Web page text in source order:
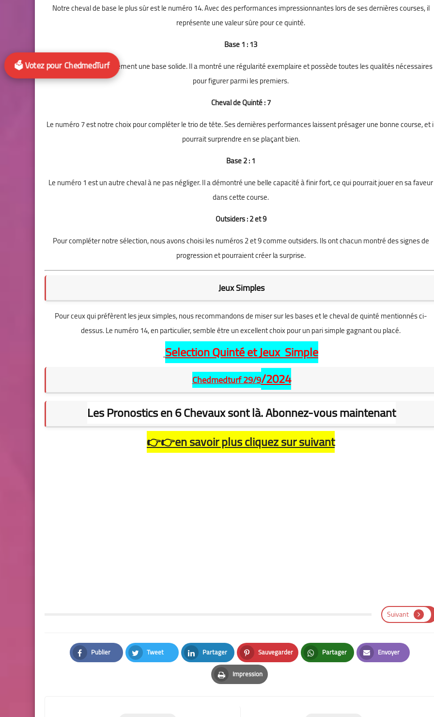
Notre cheval de base le plus sûr est le numéro 14. Avec des performances impressionnantes lors de ses dernières courses, il
représente une valeur sûre pour ce quinté.
Base 1 : 13
Le numéro 13 est également une base solide. Il a montré une régularité exemplaire et possède toutes les qualités nécessaires
pour figurer parmi les premiers.
Cheval de Quinté : 7
Le numéro 7 est notre choix pour compléter le trio de tête. Ses dernières performances laissent présager une bonne course, et
pourrait surprendre en se plaçant bien.
Base 2 : 1
Le numéro 1 est un autre cheval à ne pas négliger. Il a démontré une belle capacité à finir fort, ce qui pourrait jouer en sa faveur
dans cette course.
Outsiders : 2 et 9
Pour compléter notre sélection, nous avons choisi les numéros 2 et 9 comme outsiders. Ils ont chacun montré des signes de
progression et pourraient créer la surprise.
Jeux Simples
Pour ceux qui préfèrent les jeux simples, nous recommandons de miser sur les bases et le cheval de quinté mentionnés ci-
dessus. Le numéro 14, en particulier, semble être un excellent choix pour un pari simple gagnant ou placé.
Selection Quinté et Jeux Simple
Chedmedturf 29/9/2024
Les Pronostics en 6 Chevaux sont là. Abonnez-vous maintenant
👉👉en savoir plus cliquez sur suivant
Suivant
Publier
Facebook
Tweet
Twitter
Partager
LinkedIn
Sauvegarder
Pinterest
Partager
Whatsapp
Envoyer
Email
Impression
Print
🗳️ Votez pour ChedmedTurf